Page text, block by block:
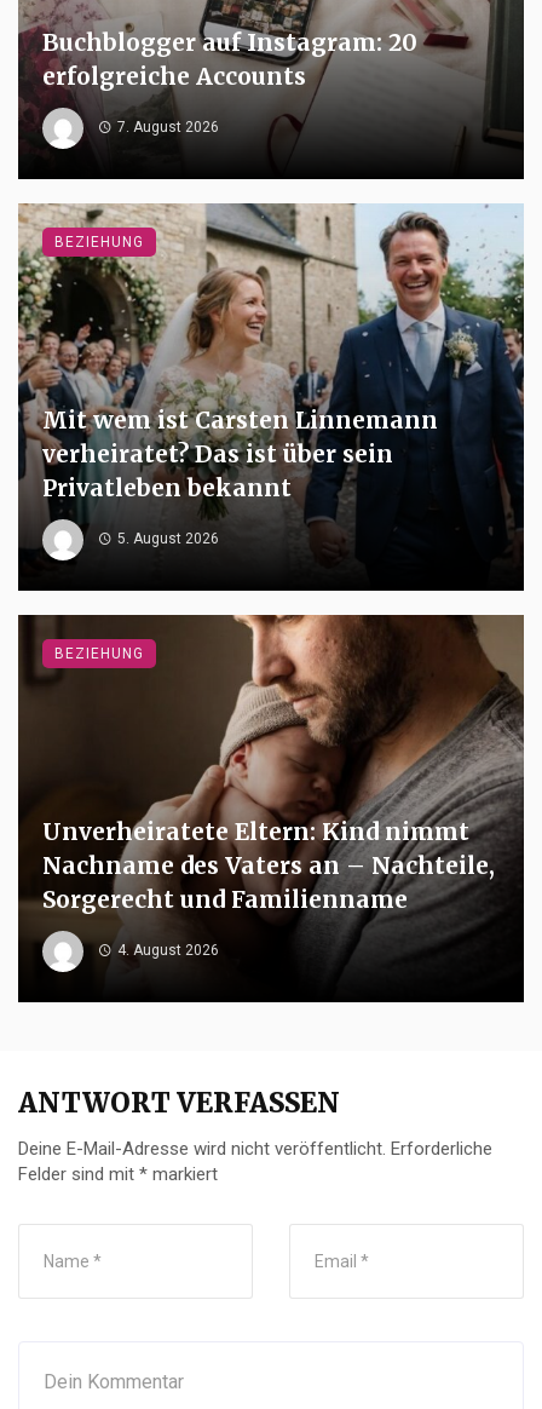
Buchblogger auf Instagram: 20
erfolgreiche Accounts
7. August 2026
Mit wem ist Carsten Linnemann
verheiratet? Das ist über sein
Privatleben bekannt
5. August 2026
BEZIEHUNG
Unverheiratete Eltern: Kind nimmt
Nachname des Vaters an – Nachteile,
Sorgerecht und Familienname
4. August 2026
BEZIEHUNG
ANTWORT VERFASSEN
Deine E-Mail-Adresse wird nicht veröffentlicht. Erforderliche
Felder sind mit * markiert